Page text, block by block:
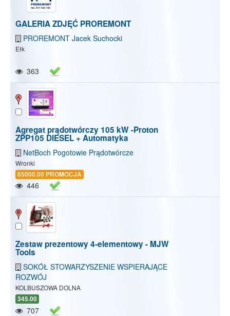
Pokaż/Ukryj mapę Pokaż/Ukryj wszystkie
GALERIA ZDJĘĆ PROREMONT
PROREMONT Jacek Suchocki
Ełk
363
Agregat prądotwórczy 105 kW -Proton
ZPP105 DIESEL + Automatyka
NetBoch Pogotowie Prądotwórcze
Wronki
65000.00 PROMOCJA
446
Zestaw prezentowy 4-elementowy - MJW
Tools
SOKÓŁ STOWARZYSZENIE WSPIERAJĄCE
ROZWÓJ
KOLBUSZOWA DOLNA
345.00
707